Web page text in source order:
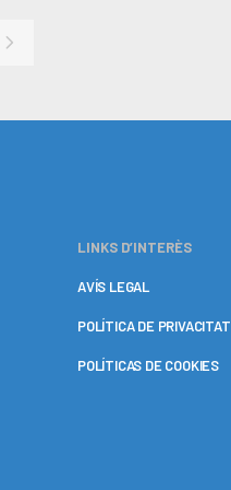
LINKS D’INTERÈS
AVÍS LEGAL
POLÍTICA DE PRIVACITAT
POLÍTICAS DE COOKIES